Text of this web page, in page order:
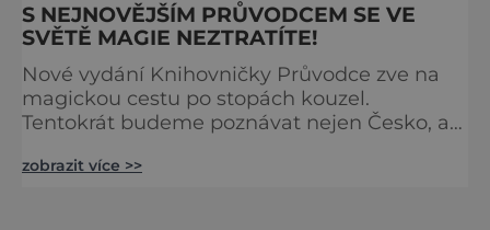
S NEJNOVĚJŠÍM PRŮVODCEM SE VE
SVĚTĚ MAGIE NEZTRATÍTE!
Nové vydání Knihovničky Průvodce zve na
magickou cestu po stopách kouzel.
Tentokrát budeme poznávat nejen Česko, ale
že obě země jsou okouzlující, není pochyb,
zobrazit více >>